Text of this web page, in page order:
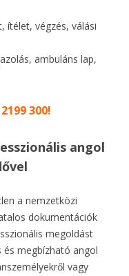
ítélet, végzés, válási
ambuláns lap,
300!
angol
a nemzetközi
dokumentációk
megoldást
megbízható angol
vagy